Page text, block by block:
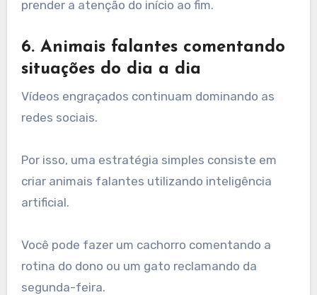
prender a atenção do início ao fim.
6. Animais falantes comentando
situações do dia a dia
Vídeos engraçados continuam dominando as
redes sociais.
Por isso, uma estratégia simples consiste em
criar animais falantes utilizando inteligência
artificial.
Você pode fazer um cachorro comentando a
rotina do dono ou um gato reclamando da
segunda-feira.